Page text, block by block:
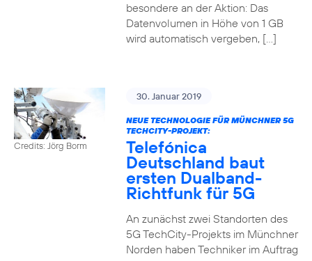
besondere an der Aktion: Das
Datenvolumen in Höhe von 1 GB
wird automatisch vergeben, […]
Credits: Jörg Borm
30. Januar 2019
NEUE TECHNOLOGIE FÜR MÜNCHNER 5G
TECHCITY-PROJEKT:
Telefónica
Deutschland baut
ersten Dualband-
Richtfunk für 5G
An zunächst zwei Standorten des
5G TechCity-Projekts im Münchner
Norden haben Techniker im Auftrag